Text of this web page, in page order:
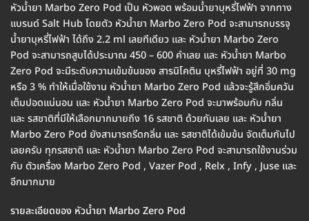
หัวน้ำยา Marbo Zero Pod เป็น หัวพอต พร้อมน้ำยาบุหรี่ไฟฟ้า จากทาง
แบรนด์ Salt Hub โดยตัว หัวน้ำยา Marbo Zero Pod จะสามารถบรรจุ
น้ำยาบุหรี่ไฟฟ้า ได้ถึง 2.2 ml เลยทีเดียว และ หัวน้ำยา Marbo Zero
Pod จะสามารถสูบได้ประมาณ 450 – 600 คำเลย และ หัวน้ำยา Marbo
Zero Pod จะมีระดับความเข้มข้นของ สารนิโคติน บุหรี่ไฟฟ้า อยู่ที่ 30 mg
หรือ 3 % ทำให้เมื่อใช้งาน หัวน้ำยา Marbo Zero Pod แล้วจะรู้สึกอิ่มควัน
เต็มปอดแน่นอน และ หัวน้ำยา Marbo Zero Pod จะมาพร้อมกับ กลิ่น
และ รสชาติที่มีให้เลือกมากมายถึง 16 รสชาติ ด้วยกันเลย และ หัวน้ำยา
Marbo Zero Pod ยังสามารถรีดกลิ่น และ รสชาติได้เข้มข้น จัดเต็มกันไป
เลยครับ ทุกรสชาติ และ หัวน้ำยา Marbo Zero Pod จะสามารถใช้งานร่วม
กับ ตัวเครื่อง Marbo Zero Pod , Vazer Pod , Relx , Infy , Juse และ
อีกมากมาย
รายละเอียดของ หัวน้ำยา Marbo Zero Pod